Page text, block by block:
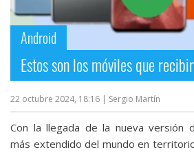
Android
Estos son los móviles que
22 octubre 2024, 18:16 | Sergio Martín
Con la llegada de la nueva versión
más extendido del mundo en